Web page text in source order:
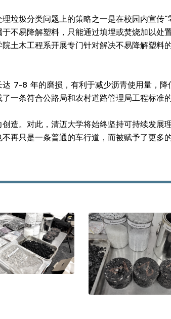
垃圾分类问题上的策略之一是在校园内宣传
不易降解塑料，只能通过填埋或焚烧加以处
土木工程系开展专门针对解决不易降解塑料
7-8 年的磨损，有利于减少沥青使用量，
一条符合公路局和农村道路管理局工程标准
造。对此，清迈大学将始终坚持可持续发展
再只是一条普通的车行道，而被赋予了更多